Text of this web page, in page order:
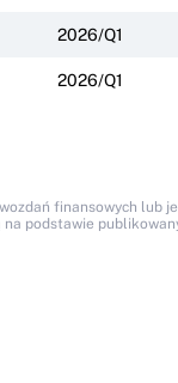
2026/Q1
2026/Q1
finansowych lub
podstawie